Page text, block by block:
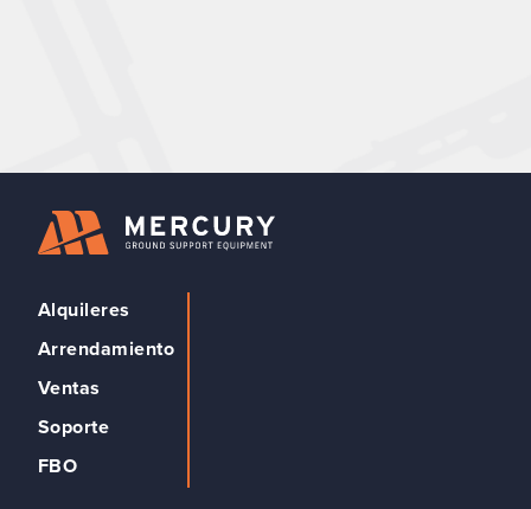
Alquileres
Arrendamiento
Ventas
Soporte
FBO